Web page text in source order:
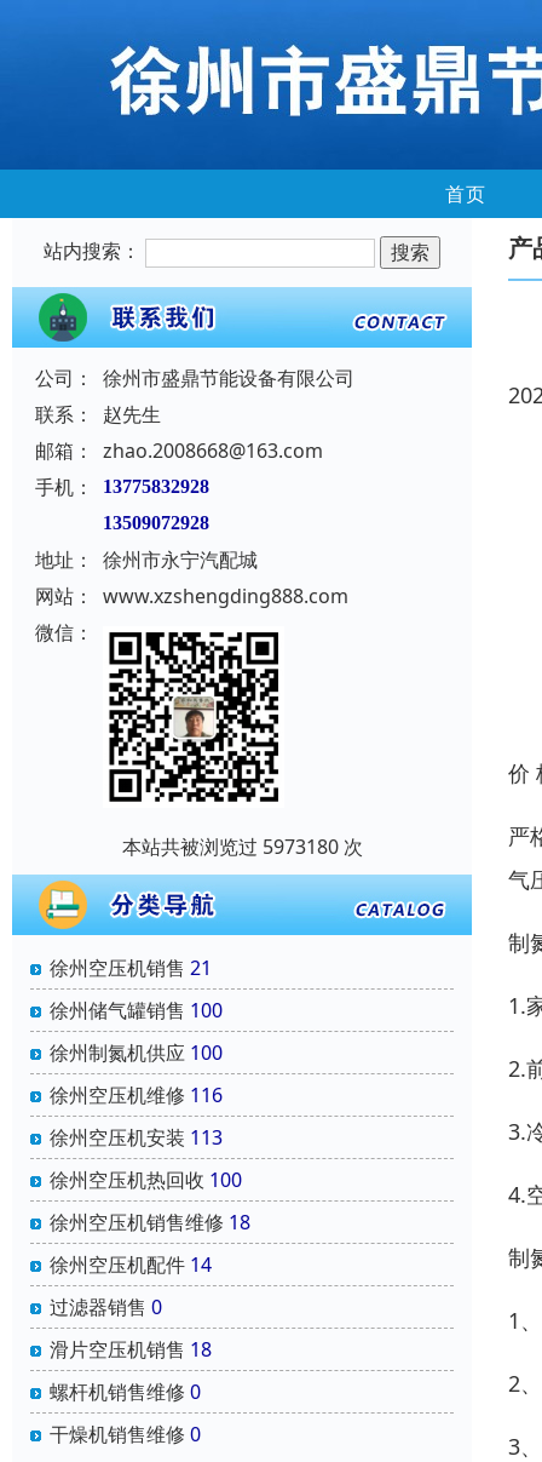
首页
站内搜索：
公司：
徐州市盛鼎节能设备有限公司
联系：
赵先生
邮箱：
zhao.2008668@163.com
手机：
13775832928
13509072928
地址：
徐州市永宁汽配城
网站：
www.xzshengding888.com
微信：
本站共被浏览过 5973180 次
徐州空压机销售 21
徐州储气罐销售 100
徐州制氮机供应 100
徐州空压机维修 116
徐州空压机安装 113
徐州空压机热回收 100
徐州空压机销售维修 18
徐州空压机配件 14
过滤器销售 0
滑片空压机销售 18
螺杆机销售维修 0
干燥机销售维修 0
产
价
严
气
制
1.
2.
3.
4.
制
1
2
3